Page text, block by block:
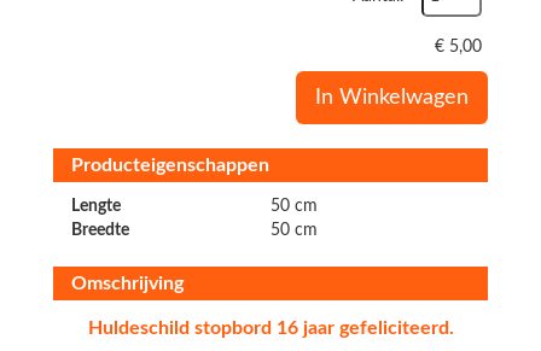
€ 5,00
In Winkelwagen
Producteigenschappen
Lengte
50 cm
Breedte
50 cm
Omschrijving
Huldeschild stopbord 16 jaar gefeliciteerd.